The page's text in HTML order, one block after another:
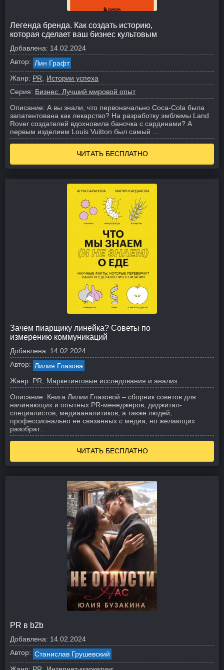
Легенда бренда. Как создать историю,
которая сделает ваш бизнес культовым
Добавлена: 14.02.2024
Автор: Лин Графт
Жанр: PR
Истории успеха
Серия: Бизнес. Лучший мировой опыт
Описание: А вы знали, что первоначально Coca-Cola была
запатентована как лекарство? На разработку эмблемы Land
Rover создателей вдохновила баночка с сардинами? А
первым изделием Louis Vuitton был самый ...
ЧИТАТЬ БЕСПЛАТНО
Зачем пиарщику линейка? Советы по
измерению коммуникаций
Добавлена: 14.02.2024
Автор: Лилия Глазова
Жанр: PR
Маркетинговые исследования и анализ
Описание: Книга Лилии Глазовой – сборник советов для
начинающих и опытных PR-менеджеров, диджитал-
специалистов, медиааналитиков, а также людей,
профессионально не связанных с медиа, но желающих
разобрат...
ЧИТАТЬ БЕСПЛАТНО
PR в b2b
Добавлена: 14.02.2024
Автор: Станислав Грушевский